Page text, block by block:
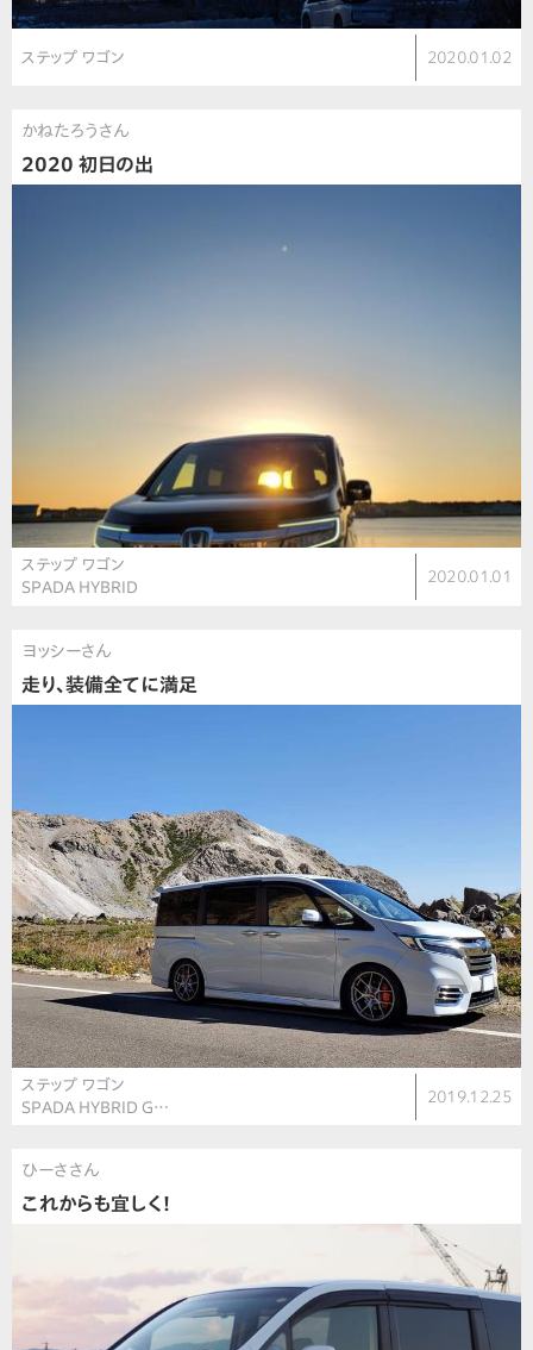
ステップ ワゴン 2020.01.02
かねたろうさん
2020 初日の出
ステップ ワゴン
SPADA HYBRID
2020.01.01
ヨッシーさん
走り、装備全てに満足
ステップ ワゴン
SPADA HYBRID G…
2019.12.25
ひーささん
これからも宜しく！